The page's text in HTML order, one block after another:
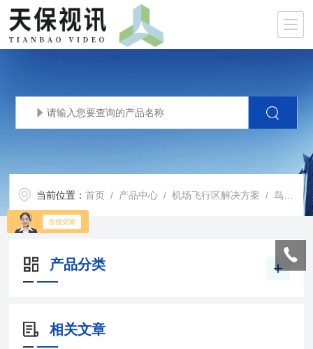
当前位置：首页 / 产品中心 /机场飞行区解决方案 /鸟情探测与驱离一体化系统
产品分类
相关文章